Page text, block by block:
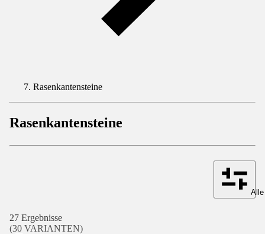
Rasenkantensteine
Rasenkantensteine
27 Ergebnisse
(30 VARIANTEN)